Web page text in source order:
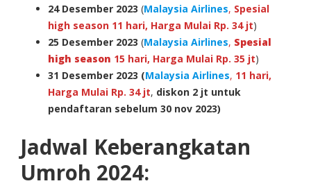
24 Desember 2023 (Malaysia Airlines, Spesial
high season 11 hari, Harga Mulai Rp. 34 jt)
25 Desember 2023 (Malaysia Airlines, Spesial
high season 15 hari, Harga Mulai Rp. 35 jt)
31 Desember 2023 (Malaysia Airlines, 11 hari,
Harga Mulai Rp. 34 jt, diskon 2 jt untuk
pendaftaran sebelum 30 nov 2023)
Jadwal Keberangkatan
Umroh 2024: